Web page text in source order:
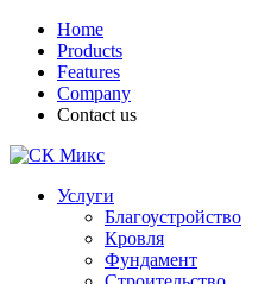
Home
Products
Features
Company
Contact us
Услуги
Благоустройство
Кровля
Фундамент